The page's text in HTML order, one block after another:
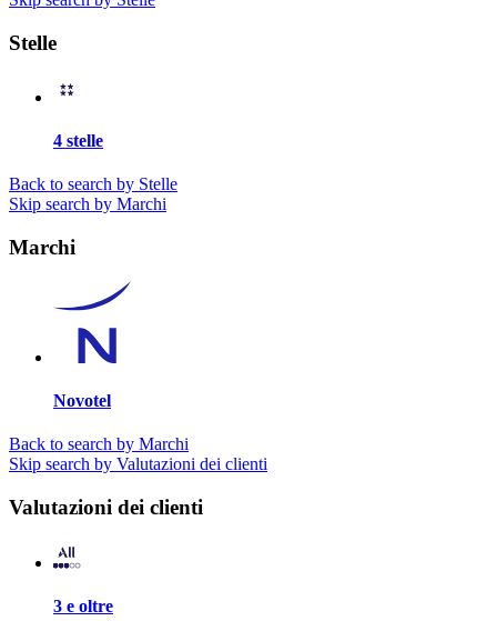
Stelle
4 stelle
Back to search by Stelle
Skip search by Marchi
Marchi
Novotel
Back to search by Marchi
Skip search by Valutazioni dei clienti
Valutazioni dei clienti
3 e oltre